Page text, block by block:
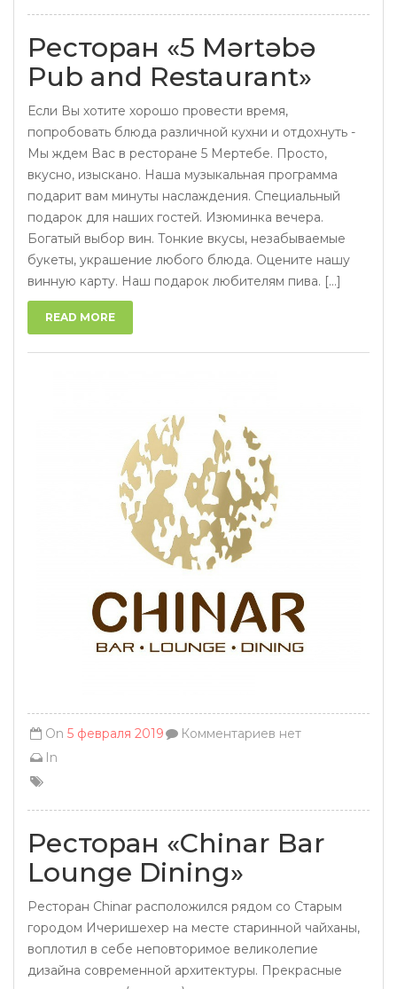
Ресторан «5 Mərtəbə
Pub and Restaurant»
Если Вы хотите хорошо провести время,
попробовать блюда различной кухни и отдохнуть -
Мы ждем Вас в ресторане 5 Мертебе. Просто,
вкусно, изыскано. Наша музыкальная программа
подарит вам минуты наслаждения. Специальный
подарок для наших гостей. Изюминка вечера.
Богатый выбор вин. Тонкие вкусы, незабываемые
букеты, украшение любого блюда. Оцените нашу
винную карту. Наш подарок любителям пива. [...]
READ MORE
On 5 февраля 2019
In
Комментариев нет
Ресторан «Chinar Bar
Lounge Dining»
Ресторан Chinar расположился рядом со Старым
городом Ичеришехер на месте старинной чайханы,
воплотил в себе неповторимое великолепие
дизайна современной архитектуры. Прекрасные